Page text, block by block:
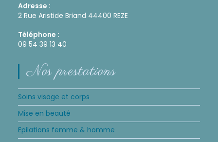
Adresse :
2 Rue Aristide Briand 44400 REZE
Téléphone :
09 54 39 13 40
Nos prestations
Soins visage et corps
Mise en beauté
Epilations femme & homme